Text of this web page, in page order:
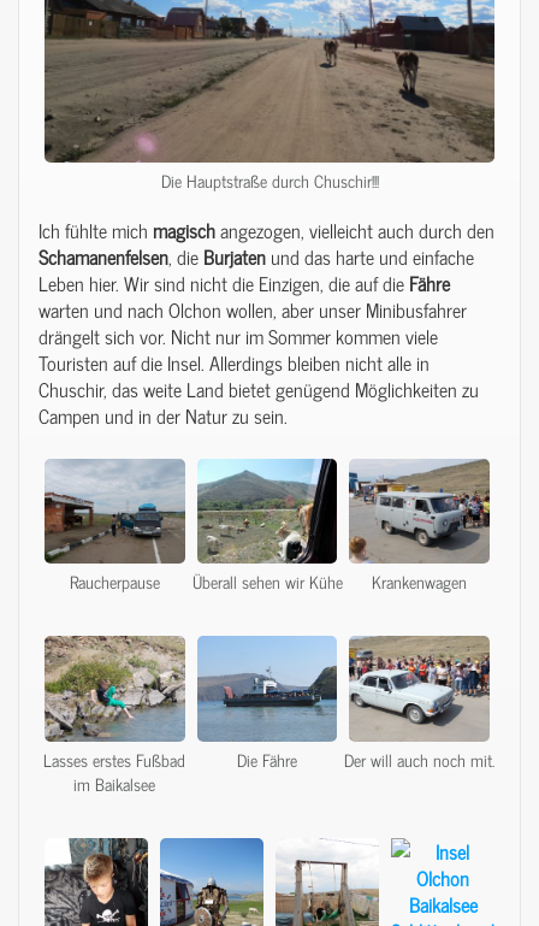
Die Hauptstraße durch Chuschir!!!
Ich fühlte mich magischangezogen, vielleicht auch durch den
Schamanenfelsen, dieBurjatenund das harte und einfache
Leben hier. Wir sind nicht die Einzigen, die auf dieFähre
warten und nach Olchon wollen, aber unser Minibusfahrer
drängelt sich vor. Nicht nur im Sommer kommen viele
Touristen auf die Insel. Allerdings bleiben nicht alle in
Chuschir, das weite Land bietet genügend Möglichkeiten zu
Campen und in der Natur zu sein.
Raucherpause Überall sehen wir Kühe Krankenwagen
Lasses erstes Fußbad
im Baikalsee
Die Fähre Der will auch noch mit.